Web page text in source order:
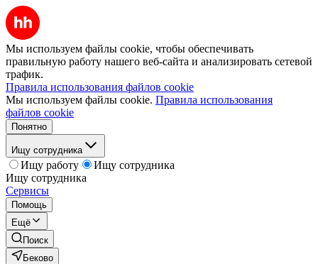
Мы используем файлы cookie, чтобы обеспечивать
правильную работу нашего веб-сайта и анализировать сетевой
трафик.
Правила использования файлов cookie
Мы используем файлы cookie. Правила использования
файлов cookie
Понятно
Ищу сотрудника
Ищу работу
Ищу сотрудника
Ищу сотрудника
Сервисы
Помощь
Ещё
Поиск
Беково